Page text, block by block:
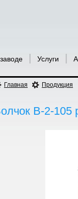
Услуги
Главная Продукция
В-2-105